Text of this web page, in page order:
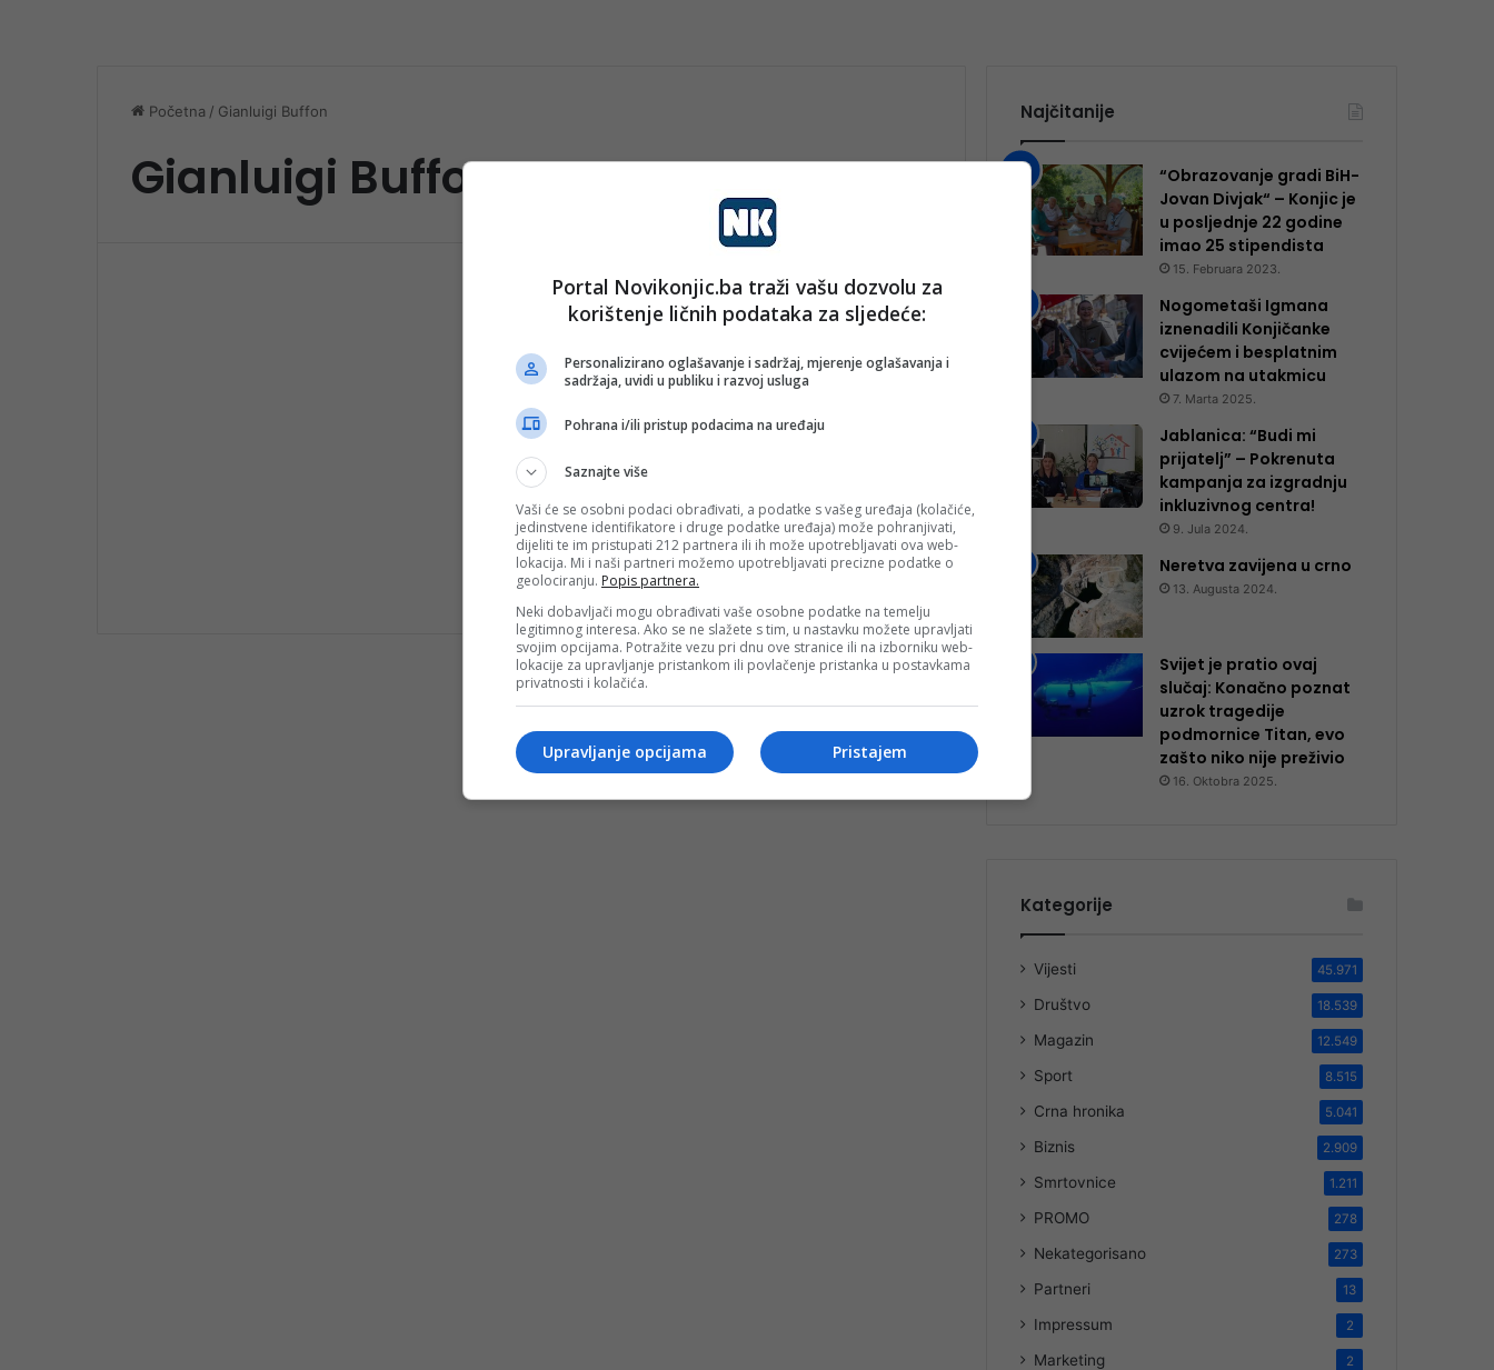
Početna / Gianluigi Buffon
Gianluigi Buffon
Nakon debakla protiv BiH:
Predsjednik Nogometnog
saveza Italije i Buffon podnijeli
ostavke
Gravina podnio je u utorak, 2. aprila, ostavku nakon
ispadanja od Bosne i Hercegovine u…
Pročitaj više
Najčitanije
“Obrazovanje gradi BiH-
Jovan Divjak“ – Konjic je
u posljednje 22 godine
imao 25 ​​stipendista
15. Februara 2023.
Nogometaši Igmana
iznenadili Konjičanke
cvijećem i besplatnim
ulazom na utakmicu
7. Marta 2025.
Jablanica: “Budi mi
prijatelj” – Pokrenuta
kampanja za izgradnju
inkluzivnog centra!
9. Jula 2024.
Neretva zavijena u crno
13. Augusta 2024.
Svijet je pratio ovaj
slučaj: Konačno poznat
uzrok tragedije
podmornice Titan, evo
zašto niko nije preživio
16. Oktobra 2025.
Kategorije
Vijesti 45.971
Društvo 18.539
Magazin 12.549
Sport 8.515
Crna hronika 5.041
Biznis 2.909
Smrtovnice 1.211
PROMO 278
Nekategorisano 273
Partneri 13
Impressum 2
Marketing 2
Portal Novikonjic.ba traži vašu dozvolu za
korištenje ličnih podataka za sljedeće:
Personalizirano oglašavanje i sadržaj, mjerenje oglašavanja i
sadržaja, uvidi u publiku i razvoj usluga
Pohrana i/ili pristup podacima na uređaju
Saznajte više
Vaši će se osobni podaci obrađivati, a podatke s vašeg uređaja (kolačiće,
jedinstvene identifikatore i druge podatke uređaja) može pohranjivati,
dijeliti te im pristupati 212 partnera ili ih može upotrebljavati ova web-
lokacija. Mi i naši partneri možemo upotrebljavati precizne podatke o
geolociranju. Popis partnera.
Neki dobavljači mogu obrađivati vaše osobne podatke na temelju
legitimnog interesa. Ako se ne slažete s tim, u nastavku možete upravljati
svojim opcijama. Potražite vezu pri dnu ove stranice ili na izborniku web-
lokacije za upravljanje pristankom ili povlačenje pristanka u postavkama
privatnosti i kolačića.
Pristajem
Upravljanje opcijama